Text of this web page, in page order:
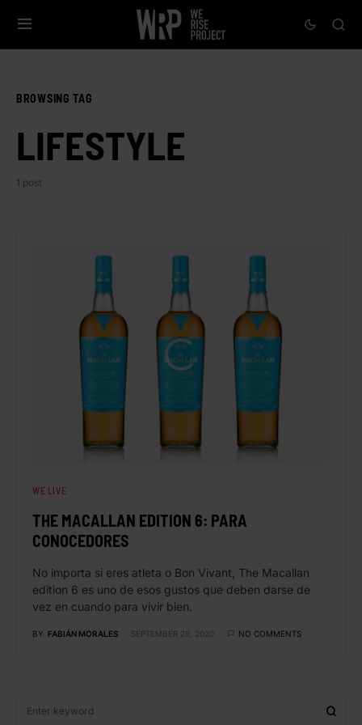
BROWSING TAG
LIFESTYLE
1 post
WE LIVE
THE MACALLAN EDITION 6: PARA
CONOCEDORES
No importa si eres atleta o Bon Vivant, The Macallan
edition 6 es uno de esos gustos que deben darse de
vez en cuando para vivir bien.
BY FABIÁN MORALES SEPTEMBER 29, 2020 NO COMMENTS